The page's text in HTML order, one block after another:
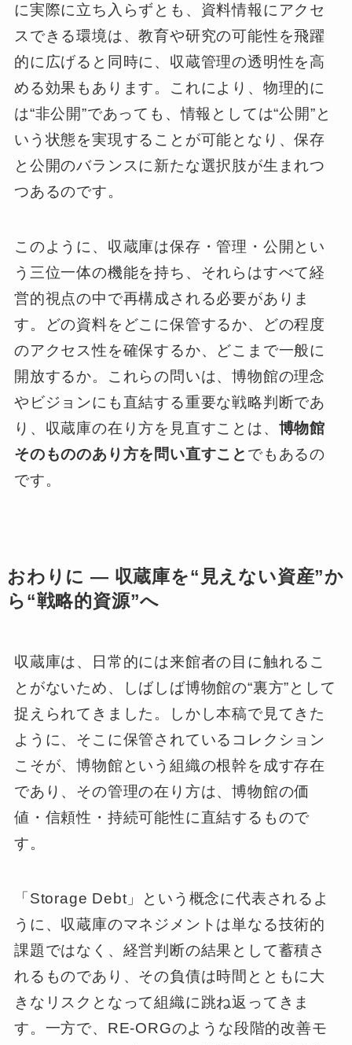
に実際に立ち入らずとも、資料情報にアクセ
スできる環境は、教育や研究の可能性を飛躍
的に広げると同時に、収蔵管理の透明性を高
める効果もあります。これにより、物理的に
は“非公開”であっても、情報としては“公開”と
いう状態を実現することが可能となり、保存
と公開のバランスに新たな選択肢が生まれつ
つあるのです。
このように、収蔵庫は保存・管理・公開とい
う三位一体の機能を持ち、それらはすべて経
営的視点の中で再構成される必要がありま
す。どの資料をどこに保管するか、どの程度
のアクセス性を確保するか、どこまで一般に
開放するか。これらの問いは、博物館の理念
やビジョンにも直結する重要な戦略判断であ
り、収蔵庫の在り方を見直すことは、 博物館
そのもののあり方を問い直すこと でもあるの
です。
おわりに ― 収蔵庫を“見えない資産”か
ら“戦略的資源”へ
収蔵庫は、日常的には来館者の目に触れるこ
とがないため、しばしば博物館の“裏方”として
捉えられてきました。しかし本稿で見てきた
ように、そこに保管されているコレクション
こそが、博物館という組織の根幹を成す存在
であり、その管理の在り方は、博物館の価
値・信頼性・持続可能性に直結するもので
す。
「Storage Debt」という概念に代表されるよ
うに、収蔵庫のマネジメントは単なる技術的
課題ではなく、経営判断の結果として蓄積さ
れるものであり、その負債は時間とともに大
きなリスクとなって組織に跳ね返ってきま
す。一方で、RE-ORGのような段階的改善モ